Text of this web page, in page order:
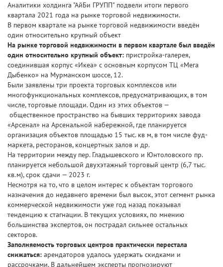
Аналитики холдинга "АйБи ГРУПП" подвели итоги первого
квартала 2021 года на рынке торговой недвижимости.
В первом квартале на рынке торговой недвижимости введён
один относительно крупный объект
На рынке торговой недвижимости в первом квартале был введён
один относительно крупный объект: пристройка-галерея,
соединившая корпус «Икеа» с основным корпусом ТЦ «Мега
Дыбенко» на Мурманском шоссе, 12.
Были заявлены три проекта торговых комплексов или
многофункциональных комплексов, предусматривающих, в том
числе, торговые площади. Один из этих объектов —
общественное пространство на бывших территориях завода
«Арсенал» на Арсенальной набережной, где планируется
организация объектов площадью 15 тыс. кв м, в том числе фуд-
маркета, ресторанов, концертных залов и др.
На территории между пер. Гладышевского и Юнтоловского пр.
планируется небольшой двухэтажный торговый центр (6,7 тыс.
кв.м), срок сдачи — 2023 г.
Несмотря на то, что в целом интерес к объектам торгового
назначения до недавнего времени был высок, этот сегмент рынка
коммерческой недвижимости уже год назад показывал
тенденцию к стагнации. В текущих условиях, по мнению
большинства экспертов, он пострадал сильнее остальных
секторов.
Заполняемость торговых центров практически перестала
снижаться: арендаторов удалось удержать скидками и
рассрочками. В дальнейшем эксперты прогнозируют